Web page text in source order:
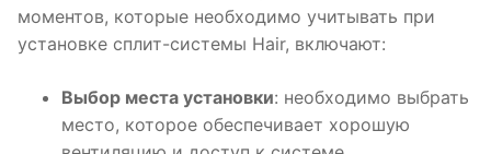
моментов, которые необходимо учитывать при
установке сплит-системы Hair, включают:
Выбор места установки: необходимо выбрать
место, которое обеспечивает хорошую